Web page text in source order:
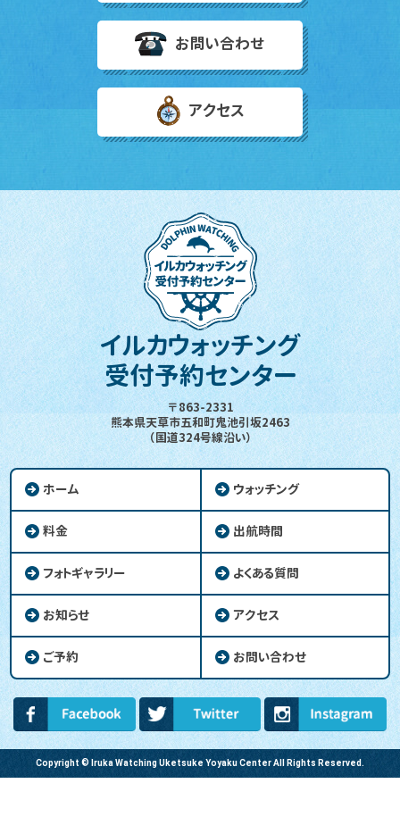
お問い合わせ
アクセス
イルカウォッチング
受付予約センター
〒863-2331
熊本県天草市五和町鬼池引坂2463
（国道324号線沿い）
ホーム ウォッチング
料金 出航時間
フォトギャラリー よくある質問
お知らせ アクセス
ご予約 お問い合わせ
Copyright © Iruka Watching Uketsuke Yoyaku Center All Rights Reserved.